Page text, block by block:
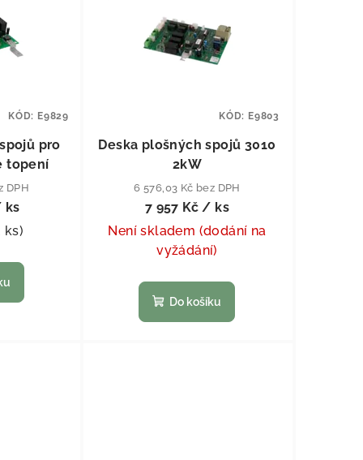
pro
topení
DPH
ks)
KÓD: E9829
Deska plošných spojů 3010
2kW
6 576,03 Kč bez DPH
7 957 Kč/ ks
Není skladem (dodání na
vyžádání)
Do košíku
KÓD: E9803